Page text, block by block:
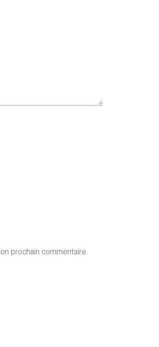
prochain commentaire.